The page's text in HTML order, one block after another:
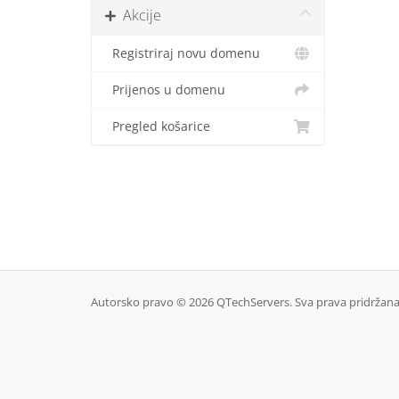
Akcije
Registriraj novu domenu
Prijenos u domenu
Pregled košarice
Autorsko pravo © 2026 QTechServers. Sva prava